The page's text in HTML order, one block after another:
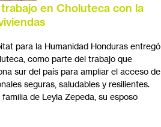
en Choluteca con la
para la Humanidad Honduras entregó
como parte del trabajo que
sur del país para ampliar el acceso de
seguras, saludables y resilientes.
de Leyla Zepeda, su esposo